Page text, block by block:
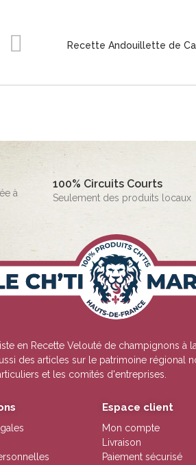
Recette Andouillette de
à
100% Circuits Courts
Seulement des produits locaux
en Recette Velouté de champignons à
des articles sur le patrimoine
et les comités d'entreprises.
Espace client
Mon compte
Livraison
Paiement sécurisé